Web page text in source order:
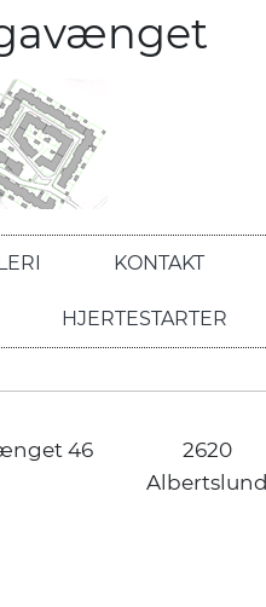
KONTAKT
HJERTESTARTER
46
2620
Albertslund